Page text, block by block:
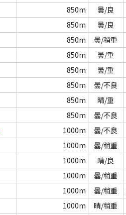
850m 曇/良
850m 曇/良
850m 曇/稍重
850m 曇/重
850m 曇/重
850m 曇/不良
850m 晴/重
850m 曇/不良
1000m 曇/不良
1000m 曇/稍重
1000m 晴/良
1000m 曇/稍重
1000m 曇/稍重
1000m 晴/稍重